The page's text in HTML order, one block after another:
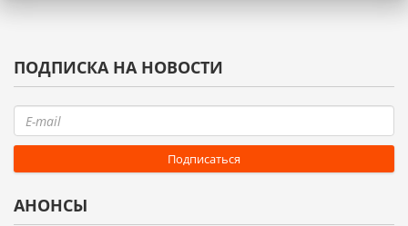
ПОДПИСКА НА НОВОСТИ
АНОНСЫ